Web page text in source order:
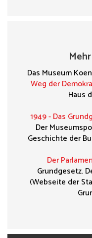
Das Museum
Weg der
Haus
1949 - Das
Der
Geschichte der
Der
Grundgesetz.
(Webseite der